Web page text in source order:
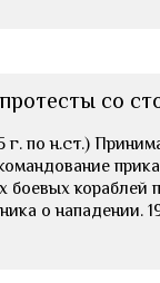
со
г. по н.ст.)
кораблей
о нападении.